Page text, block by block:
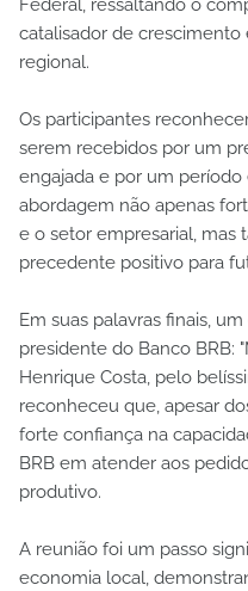
Federal, ressaltando o
catalisador de
regional.
Os participantes
serem recebidos por um
engajada e por um
abordagem não apenas
e o setor empresarial,
precedente positivo para
Em suas palavras finais,
presidente do Banco BRB:
Henrique Costa, pelo
reconheceu que, apesar
forte confiança na
BRB em atender aos
produtivo.
A reunião foi um passo
economia local,